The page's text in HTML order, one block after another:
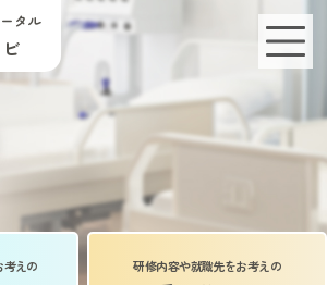
タル
えの 研修内容や就職先をお考えの